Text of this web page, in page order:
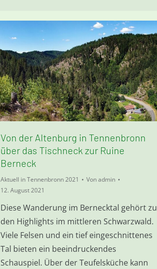
Von der Altenburg in Tennenbronn
über das Tischneck zur Ruine
Berneck
Aktuell in Tennenbronn 2021 Vonadmin
12. August 2021
Diese Wanderung im Bernecktal gehört zu
den Highlights im mittleren Schwarzwald.
Viele Felsen und ein tief eingeschnittenes
Tal bieten ein beeindruckendes
Schauspiel. Über der Teufelsküche kann